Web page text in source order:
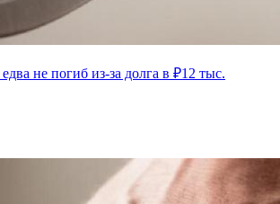
не погиб из-за долга в ₽12 тыс.